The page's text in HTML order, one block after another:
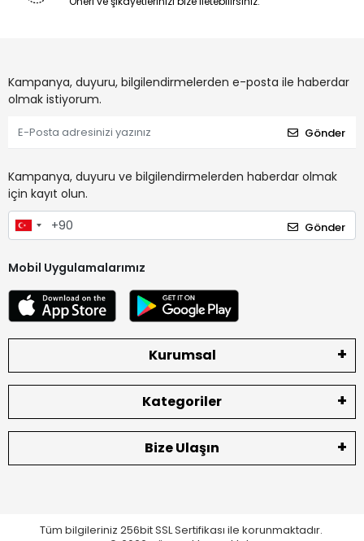
Kampanya, duyuru, bilgilendirmelerden e-posta ile haberdar
olmak istiyorum.
Gönder
Kampanya, duyuru ve bilgilendirmelerden haberdar olmak
için kayıt olun.
Gönder
Mobil Uygulamalarımız
Kurumsal
Kategoriler
Bize Ulaşın
Tüm bilgileriniz 256bit SSL Sertifikası ile korunmaktadır.